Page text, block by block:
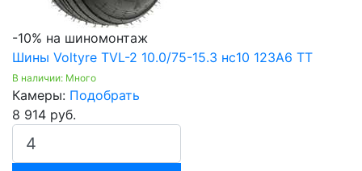
-10% на шиномонтаж
Шины Voltyre TVL-2 10.0/75-15.3 нс10 123A6 TT
В наличии: Много
Камеры: Подобрать
8 914 руб.